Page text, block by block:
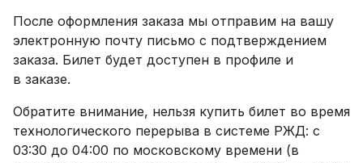
После оформления заказа мы отправим на вашу
электронную почту письмо с подтверждением
заказа. Билет будет доступен в профиле и
в заказе.
Обратите внимание, нельзя купить билет во время
технологического перерыва в системе РЖД: с
03:30 до 04:00 по московскому времени (в